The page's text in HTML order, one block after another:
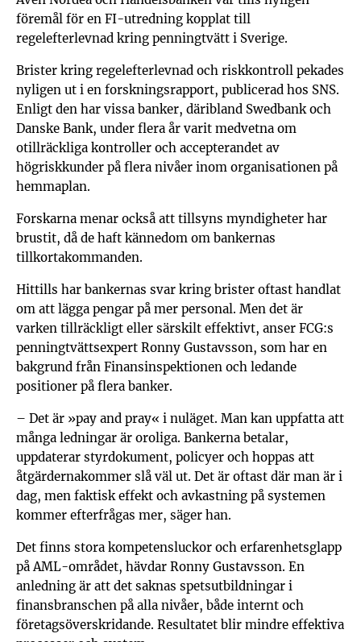
föremål för en FI-utredning kopplat till
regelefterlevnad kring penningtvätt i Sverige.
Brister kring regelefterlevnad och riskkontroll pekades
nyligen ut i en forskningsrapport, publicerad hos SNS.
Enligt den har vissa banker, däribland Swedbank och
Danske Bank, under flera år varit medvetna om
otillräckliga kontroller och accepterandet av
högriskkunder på flera nivåer inom organisationen på
hemmaplan.
Forskarna menar också att tillsyns myndigheter har
brustit, då de haft kännedom om bankernas
tillkortakommanden.
Hittills har bankernas svar kring brister oftast handlat
om att lägga pengar på mer personal. Men det är
varken tillräckligt eller särskilt effektivt, anser FCG:s
penningtvättsexpert Ronny Gustavsson, som har en
bakgrund från Finansinspektionen och ledande
positioner på flera banker.
– Det är »pay and pray« i nuläget. Man kan uppfatta att
många ledningar är oroliga. Bankerna betalar,
uppdaterar styrdokument, policyer och hoppas att
åtgärdernakommer slå väl ut. Det är oftast där man är i
dag, men faktisk effekt och avkastning på systemen
kommer efterfrågas mer, säger han.
Det finns stora kompetensluckor och erfarenhetsglapp
på AML-området, hävdar Ronny Gustavsson. En
anledning är att det saknas spetsutbildningar i
finansbranschen på alla nivåer, både internt och
företagsöverskridande. Resultatet blir mindre effektiva